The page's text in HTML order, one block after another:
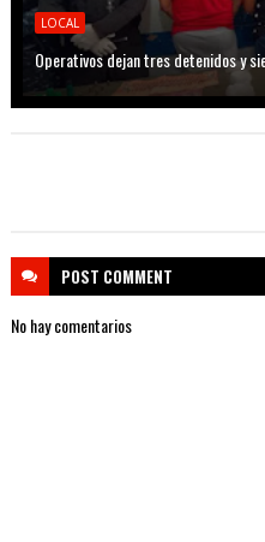
LOCAL
Operativos dejan tres detenidos y
POST COMMENT
No hay comentarios